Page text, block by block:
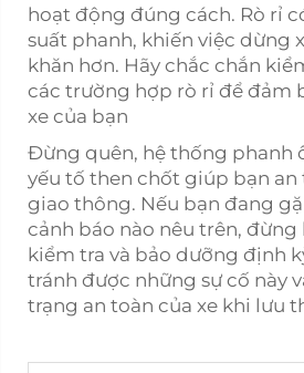
hoạt động đúng cách. Rò rỉ
suất phanh, khiến việc dừng
khăn hơn. Hãy chắc chắn
các trường hợp rò rỉ để đảm
xe của bạn
Đừng quên, hệ thống phanh
yếu tố then chốt giúp bạn
giao thông. Nếu bạn đang
cảnh báo nào nêu trên, đừng
kiểm tra và bảo dưỡng định
tránh được những sự cố này
trạng an toàn của xe khi lưu